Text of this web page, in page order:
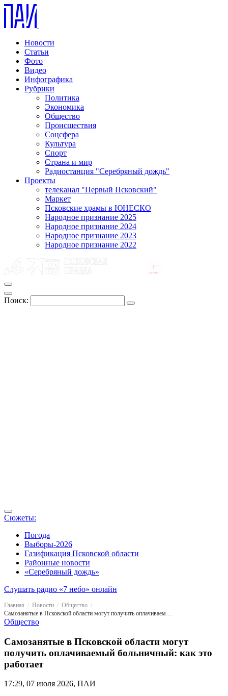
Новости
Статьи
Фото
Видео
Инфографика
Рубрики
Политика
Экономика
Общество
Происшествия
Соцсфера
Культура
Спорт
Страна и мир
Радиостанция "Серебряный дождь"
Проекты
телеканал "Первый Псковский"
Маркет
Псковские храмы в ЮНЕСКО
Народное признание 2025
Народное признание 2024
Народное признание 2023
Народное признание 2022
Поиск:
Сюжеты:
Погода
Выборы-2026
Газификация Псковской области
Районные новости
«Серебряный дождь»
Слушать радио «7 небо» онлайн
Главная Новости
Общество
Самозанятые в Псковской области могут получить оплачиваемый больничный: как это работает
Общество
Самозанятые в Псковской области могут
получить оплачиваемый больничный: как это
работает
17:29, 07 июля 2026, ПАИ